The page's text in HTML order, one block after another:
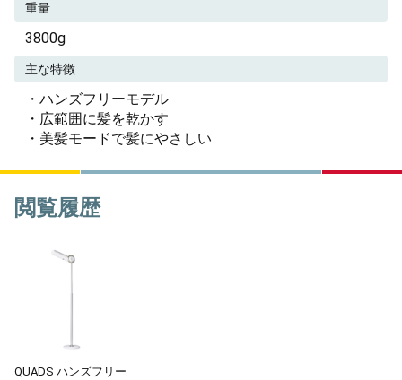
重量
3800g
主な特徴
・ハンズフリーモデル
・広範囲に髪を乾かす
・美髪モードで髪にやさしい
閲覧履歴
QUADS ハンズフリー